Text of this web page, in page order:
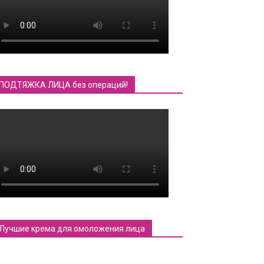
ПОДТЯЖКА ЛИЦА без операций!
Лучшие крема для омоложения лица